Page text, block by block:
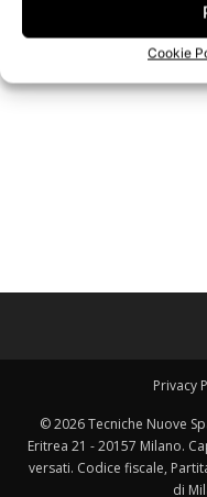
Cookie
Iscriviti alla newsletter
Privacy
© 2026 Tecniche Nuove
Eritrea 21 - 20157 Milano.
versati. Codice fiscale,
di